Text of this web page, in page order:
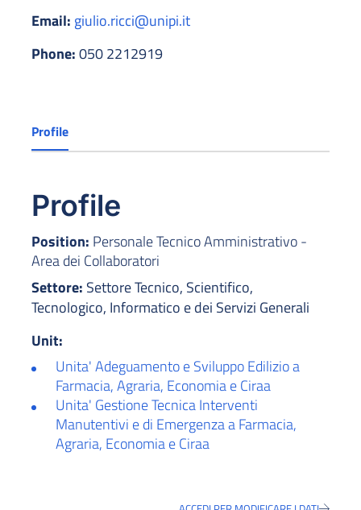
Email: giulio.ricci@unipi.it
Phone:050 2212919
Profile
Profile
Position: Personale Tecnico Amministrativo -
Area dei Collaboratori
Settore: Settore Tecnico, Scientifico,
Tecnologico, Informatico e dei Servizi Generali
Unit:
Unita' Adeguamento e Sviluppo Edilizio a
Farmacia, Agraria, Economia e Ciraa
Unita' Gestione Tecnica Interventi
Manutentivi e di Emergenza a Farmacia,
Agraria, Economia e Ciraa